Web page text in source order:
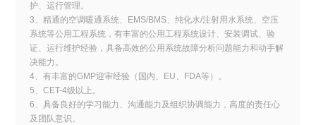
护、运行管理。
3、精通的空调暖通系统、EMS/BMS、纯化水/注射用水系统、空压
系统等公用工程系统，有丰富的公用工程系统设计、安装调试、验
证、运行维护经验，具备高效的公用系统故障分析问题能力和动手解
决能力。
4、有丰富的GMP迎审经验（国内、EU、FDA等）。
5、CET-4级以上。
6、具备良好的学习能力、沟通能力及组织协调能力，高度的责任心
及团队意识。